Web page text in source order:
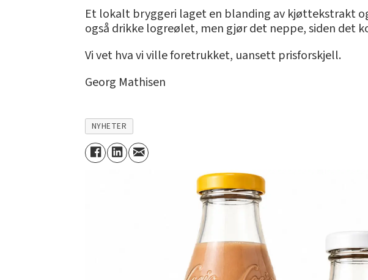
Et lokalt bryggeri laget en blanding av kjøttekstrakt
også drikke logreølet, men gjør det neppe, siden det
Vi vet hva vi ville foretrukket, uansett prisforskjell.
Georg Mathisen
NYHETER